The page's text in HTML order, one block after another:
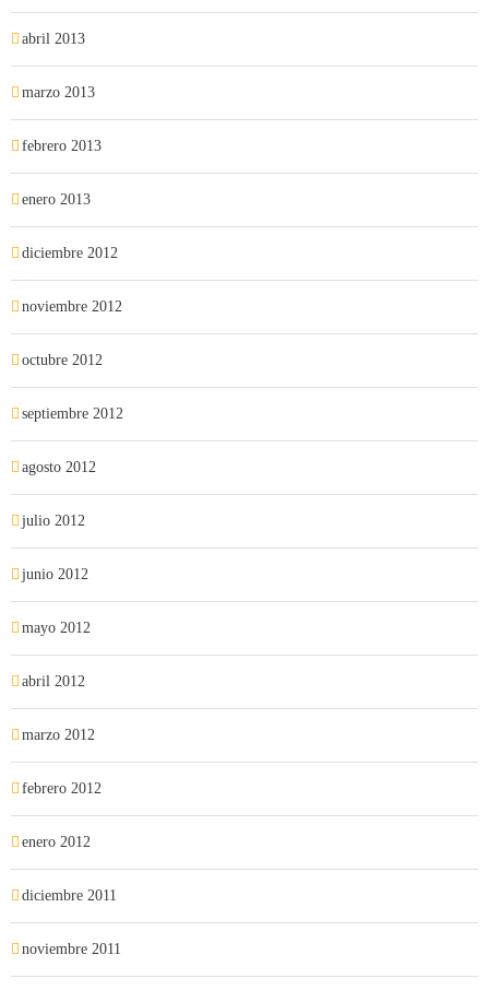
abril 2013
marzo 2013
febrero 2013
enero 2013
diciembre 2012
noviembre 2012
octubre 2012
septiembre 2012
agosto 2012
julio 2012
junio 2012
mayo 2012
abril 2012
marzo 2012
febrero 2012
enero 2012
diciembre 2011
noviembre 2011